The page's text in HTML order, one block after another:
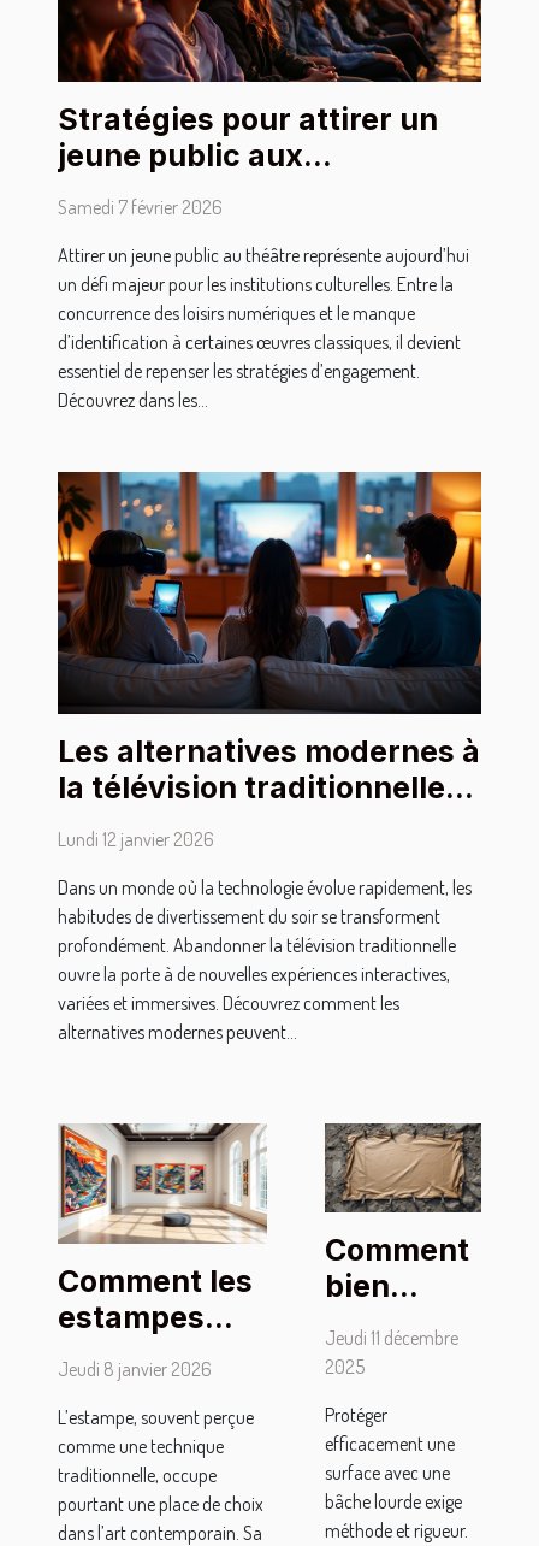
Stratégies pour attirer un
jeune public aux
représentations théâtrales
Samedi 7 février 2026
Attirer un jeune public au théâtre représente aujourd’hui
un défi majeur pour les institutions culturelles. Entre la
concurrence des loisirs numériques et le manque
d’identification à certaines œuvres classiques, il devient
essentiel de repenser les stratégies d’engagement.
Découvrez dans les...
Les alternatives modernes à
la télévision traditionnelle
pour les soirées
Lundi 12 janvier 2026
Dans un monde où la technologie évolue rapidement, les
habitudes de divertissement du soir se transforment
profondément. Abandonner la télévision traditionnelle
ouvre la porte à de nouvelles expériences interactives,
variées et immersives. Découvrez comment les
alternatives modernes peuvent...
Comment les
estampes
façonnent-
elles l'art
contemporain
?
Jeudi 8 janvier 2026
L’estampe, souvent perçue
comme une technique
traditionnelle, occupe
pourtant une place de choix
dans l’art contemporain. Sa
Comment
bien
sécuriser
une
avec une
bâche
lourde ?
Jeudi 11 décembre
2025
Protéger
efficacement une
surface avec une
bâche lourde exige
méthode et rigueur.